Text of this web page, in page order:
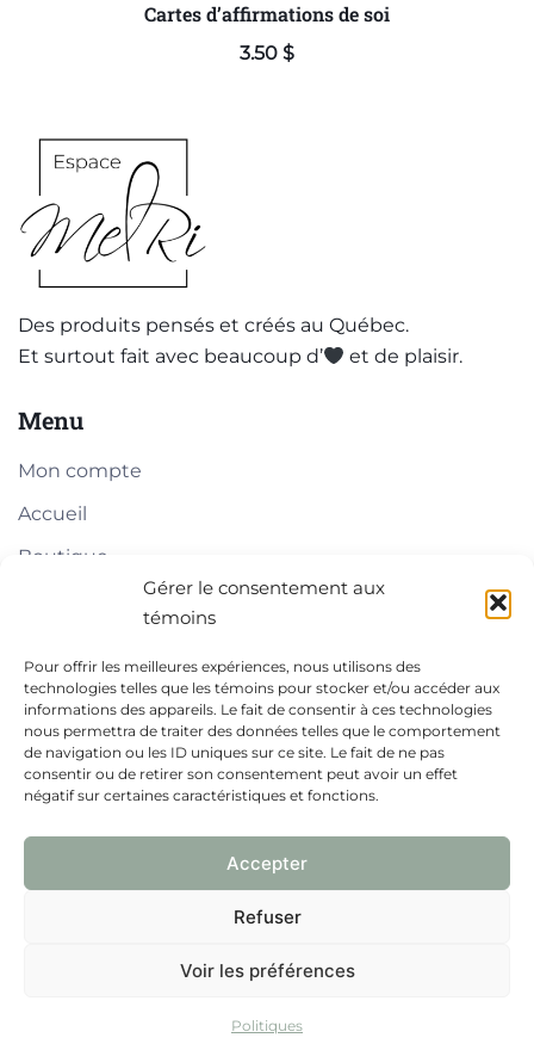
Gérer le consentement aux
témoins
Pour offrir les meilleures expériences, nous utilisons des
technologies telles que les témoins pour stocker et/ou accéder aux
informations des appareils. Le fait de consentir à ces technologies
nous permettra de traiter des données telles que le comportement
de navigation ou les ID uniques sur ce site. Le fait de ne pas
consentir ou de retirer son consentement peut avoir un effet
négatif sur certaines caractéristiques et fonctions.
Accepter
Refuser
Voir les préférences
Politiques
Cartes d’affirmations de soi
3.50 $
Des produits pensés et créés au Québec.
Et surtout fait avec beaucoup d’
et de plaisir.
Menu
Mon compte
Accueil
Boutique
Liens pratiques
Contact
FAQ
Politiques
La boîte à surprise
© 2026 Espace Melri.